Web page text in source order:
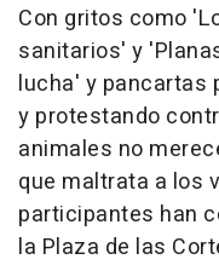
Con gritos como
sanitarios' y
lucha' y pancartas
y protestando
animales no
que maltrata a los
participantes han
la Plaza de las